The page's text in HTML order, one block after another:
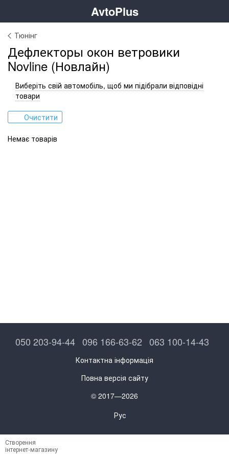
AvtoPlus
Тюнінг
Дефлекторы окон ветровики
Novline (Новлайн)
Виберіть свій автомобіль, щоб ми підібрали відповідні
товари
Очистити
Немає товарів
050 203-94-44 096 166-63-62 063 100-14-43
Контактна інформація
Повна версія сайту
© 2017—2026
Рус
Створення
інтернет-магазину